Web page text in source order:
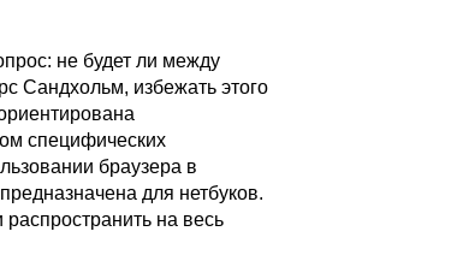
не будет ли между
Сандхольм, избежать этого
специфических
браузера в
для нетбуков.
на весь